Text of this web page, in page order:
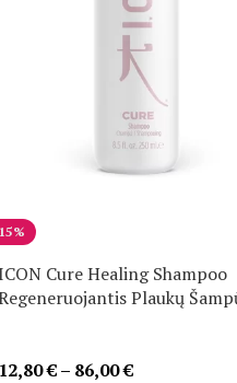
Cure Healing Shampoo
Plaukų
12,80€ – 86,00€